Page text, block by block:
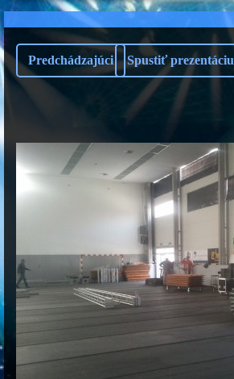
Predchádzajúci Spustiť prezentáciu